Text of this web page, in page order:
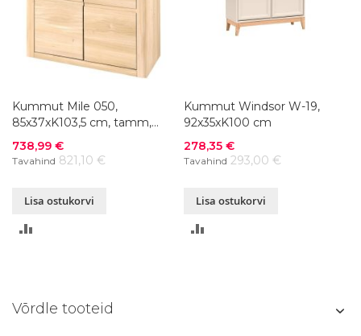
Kummut Mile 050,
85x37xK103,5 cm, tamm,
õlitatud
Soodushind
738,99 €
Tavahind 821,10 €
Lisa ostukorvi
Kummut Windsor W-19,
92x35xK100 cm
Soodushind
278,35 €
Tavahind 293,00 €
Lisa ostukorvi
Võrdle tooteid